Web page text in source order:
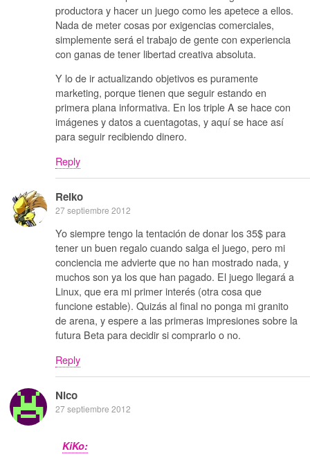
productora y hacer un juego como les apetece a ellos.
Nada de meter cosas por exigencias comerciales,
simplemente será el trabajo de gente con experiencia
con ganas de tener libertad creativa absoluta.
Y lo de ir actualizando objetivos es puramente
marketing, porque tienen que seguir estando en
primera plana informativa. En los triple A se hace con
imágenes y datos a cuentagotas, y aquí se hace así
para seguir recibiendo dinero.
Reply
Reiko
27 septiembre 2012
Yo siempre tengo la tentación de donar los 35$ para
tener un buen regalo cuando salga el juego, pero mi
conciencia me advierte que no han mostrado nada, y
muchos son ya los que han pagado. El juego llegará a
Linux, que era mi primer interés (otra cosa que
funcione estable). Quizás al final no ponga mi granito
de arena, y espere a las primeras impresiones sobre la
futura Beta para decidir si comprarlo o no.
Reply
Nico
27 septiembre 2012
KiKo: